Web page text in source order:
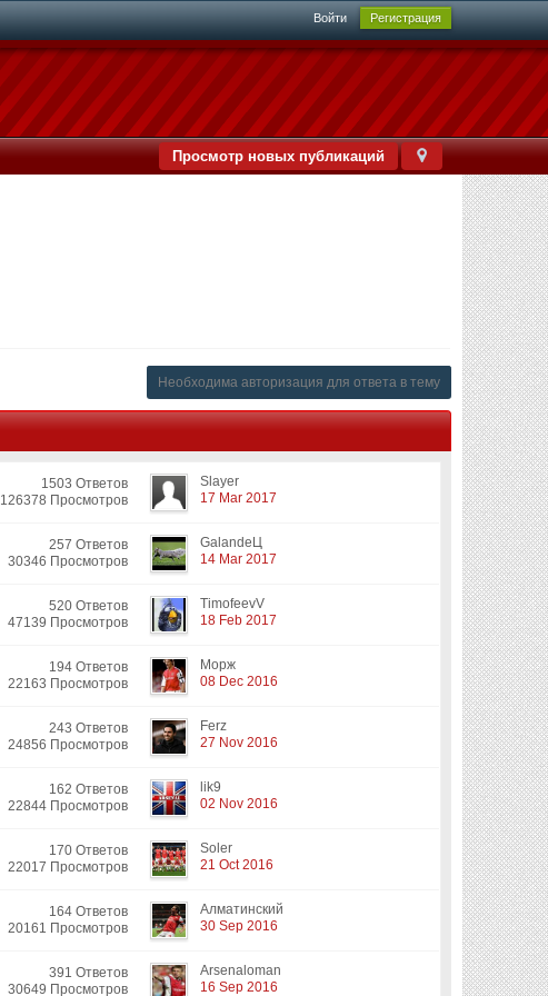
Войти Регистрация
Просмотр новых публикаций
Необходима авторизация для ответа в тему
1503 Ответов
126378 Просмотров
Slayer
17 Mar 2017
257 Ответов
30346 Просмотров
GalandeЦ
14 Mar 2017
520 Ответов
47139 Просмотров
TimofeevV
18 Feb 2017
194 Ответов
22163 Просмотров
Морж
08 Dec 2016
243 Ответов
24856 Просмотров
Ferz
27 Nov 2016
162 Ответов
22844 Просмотров
lik9
02 Nov 2016
170 Ответов
22017 Просмотров
Soler
21 Oct 2016
164 Ответов
20161 Просмотров
Алматинский
30 Sep 2016
391 Ответов
30649 Просмотров
Arsenaloman
16 Sep 2016